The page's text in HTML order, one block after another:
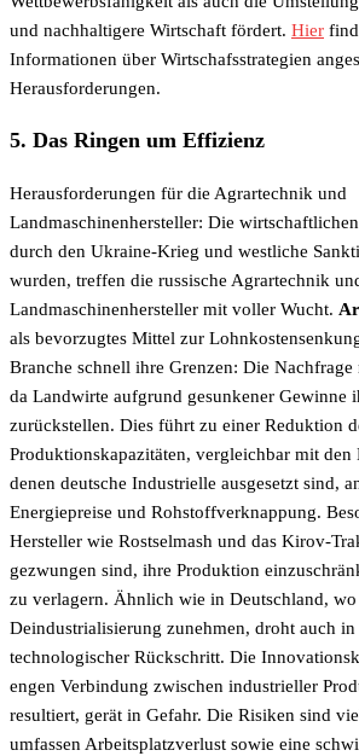
und nachhaltigere Wirtschaft fördert. Hier
Informationen über Wirtschafsstrategien
Herausforderungen.
5. Das Ringen um Effizienz
Herausforderungen für die Agrartechnik und
Landmaschinenhersteller: Die
durch den Ukraine-Krieg und westliche
wurden, treffen die russische Agrartechnik
Landmaschinenhersteller mit voller Wucht.
als bevorzugtes Mittel zur
Branche schnell ihre Grenzen: Die
da Landwirte aufgrund gesunkener Gewinne
zurückstellen. Dies führt zu einer Reduktion
Produktionskapazitäten, vergleichbar mit den
denen deutsche Industrielle ausgesetzt sind,
Energiepreise und Rohstoffverknappung.
Hersteller wie Rostselmash und das Kirov-
gezwungen sind, ihre Produktion
zu verlagern. Ähnlich wie in Deutschland,
Deindustrialisierung zunehmen, droht auch in
technologischer Rückschritt. Die
engen Verbindung zwischen industrieller
resultiert, gerät in Gefahr. Die Risiken sind
umfassen Arbeitsplatzverlust sowie eine